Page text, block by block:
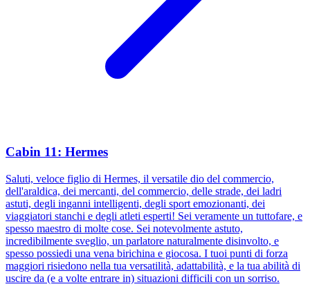
Cabin 11: Hermes
Saluti, veloce figlio di Hermes, il versatile dio del commercio,
dell'araldica, dei mercanti, del commercio, delle strade, dei ladri
astuti, degli inganni intelligenti, degli sport emozionanti, dei
viaggiatori stanchi e degli atleti esperti! Sei veramente un tuttofare, e
spesso maestro di molte cose. Sei notevolmente astuto,
incredibilmente sveglio, un parlatore naturalmente disinvolto, e
spesso possiedi una vena birichina e giocosa. I tuoi punti di forza
maggiori risiedono nella tua versatilità, adattabilità, e la tua abilità di
uscire da (e a volte entrare in) situazioni difficili con un sorriso.